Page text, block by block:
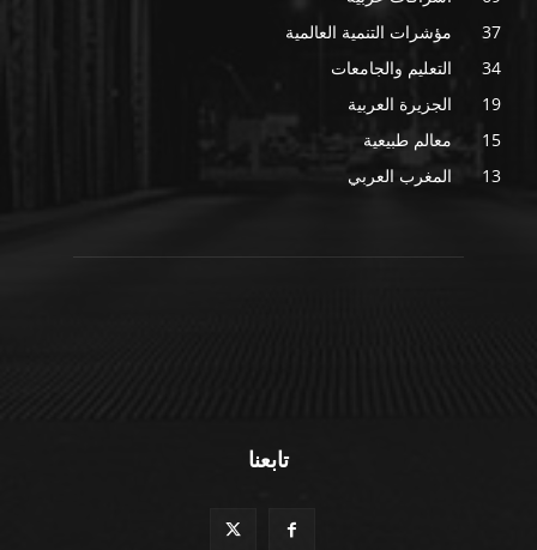
مؤشرات التنمية العالمية
37
التعليم والجامعات
34
الجزيرة العربية
19
معالم طبيعية
15
المغرب العربي
13
تابعنا